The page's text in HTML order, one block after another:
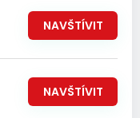
NAVŠTÍVIT
NAVŠTÍVIT